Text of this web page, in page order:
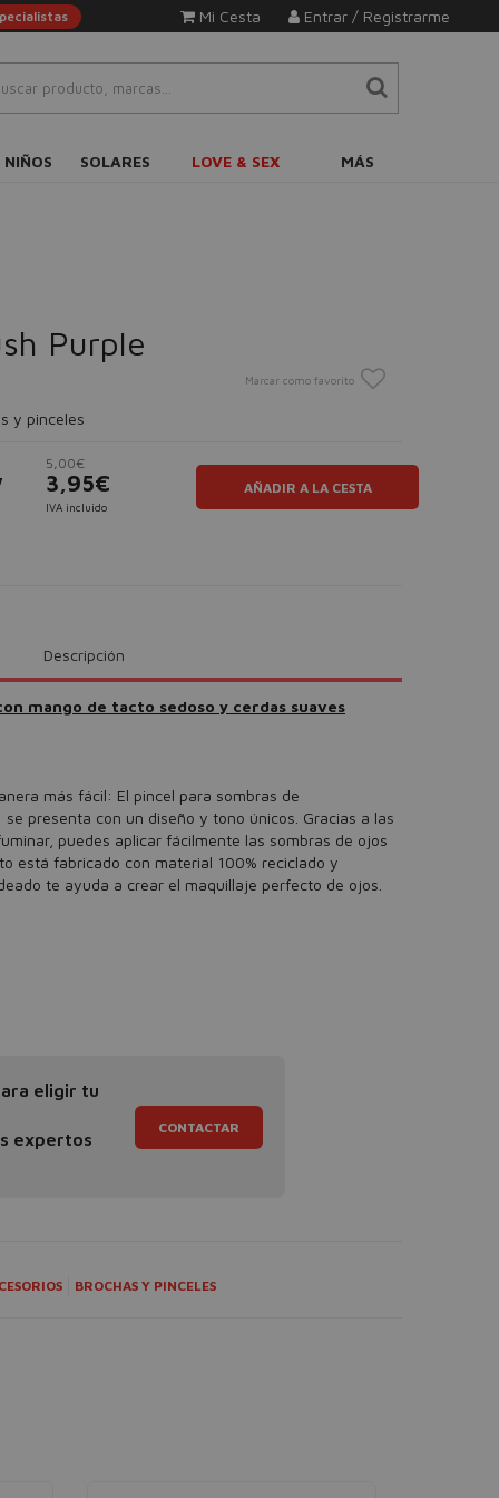
Entrar / Registrarme
Mi Cesta
NIÑOS SOLARES LOVE & SEX MÁS
Purple
Marcar como favorito
y pinceles
5,00€
3,95€
IVA incluido
AÑADIR A LA CESTA
Descripción
mango de tacto sedoso y cerdas suaves
más fácil: El pincel para sombras de
se presenta con un diseño y tono únicos. Gracias a las
puedes aplicar fácilmente las sombras de ojos
está fabricado con material 100% reciclado y
te ayuda a crear el maquillaje perfecto de ojos.
eligir tu
expertos
CONTACTAR
BROCHAS Y PINCELES